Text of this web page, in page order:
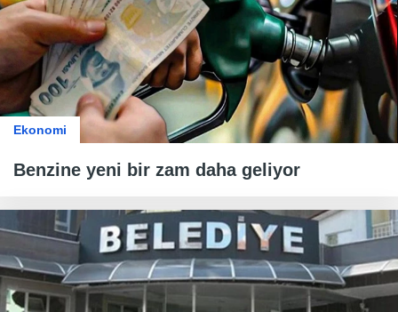
Ekonomi
Benzine yeni bir zam daha geliyor